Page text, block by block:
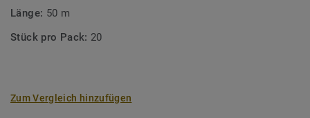
Länge: 50 m
Stück pro Pack: 20
Zum Vergleich hinzufügen